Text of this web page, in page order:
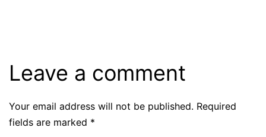
Leave a comment
Your email address will not be published. Required
fields are marked *